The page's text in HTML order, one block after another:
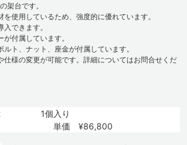
架台です。
使用しているため、強度的に優れています。
できます。
付属しています。
ト、ナット、座金が付属しています。
様の変更が可能です。詳細についてはお問合せくだ
1個入り
単価 ¥86,800